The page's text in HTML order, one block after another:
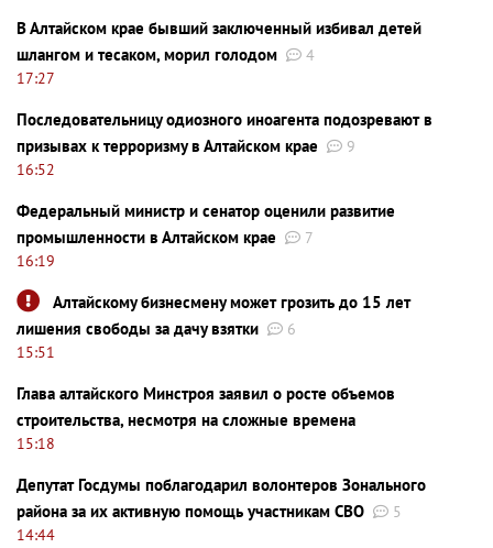
В Алтайском крае бывший заключенный избивал детей
шлангом и тесаком, морил голодом
4
17:27
Последовательницу одиозного иноагента подозревают в
призывах к терроризму в Алтайском крае
9
16:52
Федеральный министр и сенатор оценили развитие
промышленности в Алтайском крае
7
16:19
Алтайскому бизнесмену может грозить до 15 лет
лишения свободы за дачу взятки
6
15:51
Глава алтайского Минстроя заявил о росте объемов
строительства, несмотря на сложные времена
15:18
Депутат Госдумы поблагодарил волонтеров Зонального
района за их активную помощь участникам СВО
5
14:44